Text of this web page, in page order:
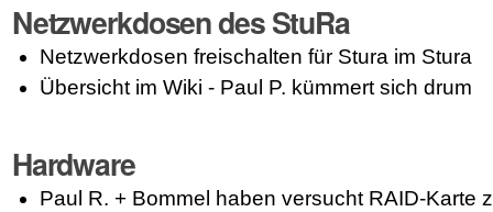
Netzwerkdosen des StuRa
Netzwerkdosen freischalten für Stura im Stura
Übersicht im Wiki - Paul P. kümmert sich drum
Hardware
Paul R. + Bommel haben versucht RAID-Karte